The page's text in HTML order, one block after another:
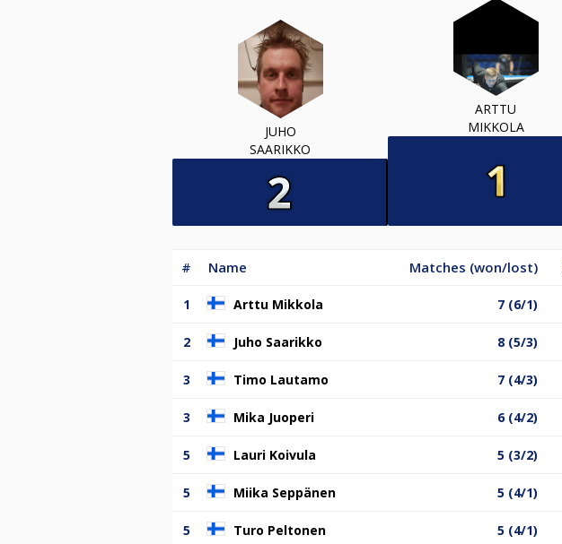
JUHO
SAARIKKO
ARTTU
MIKKOLA
# Name Matches (won/lost)
1 Arttu Mikkola 7 (6/1)
2 Juho Saarikko 8 (5/3)
3 Timo Lautamo 7 (4/3)
3 Mika Juoperi 6 (4/2)
5 Lauri Koivula 5 (3/2)
5 Miika Seppänen 5 (4/1)
5 Turo Peltonen 5 (4/1)